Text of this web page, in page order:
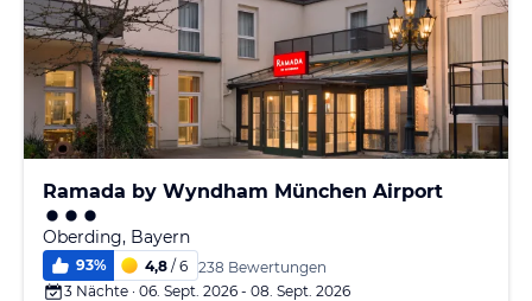
Ramada by Wyndham München Airport
Oberding, Bayern
93% 4,8 / 6 238 Bewertungen
3 Nächte · 06. Sept. 2026 - 08. Sept. 2026